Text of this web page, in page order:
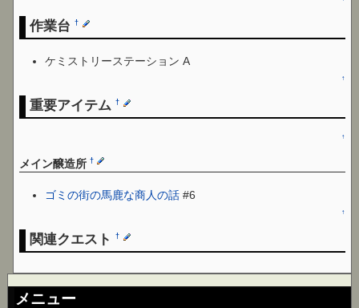
作業台†
ケミストリーステーション A
↑
重要アイテム†
↑
メイン醸造所†
ゴミの街の馬鹿な商人の話 #6
↑
関連クエスト†
メニュー